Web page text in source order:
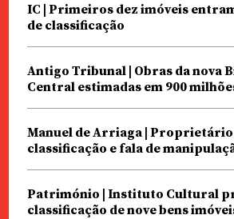
IC | Primeiros dez imóveis
de classificação
Antigo Tribunal | Obras da nova
Central estimadas em 900
Manuel de Arriaga |
classificação e fala de
Património | Instituto Cultural
classificação de nove bens